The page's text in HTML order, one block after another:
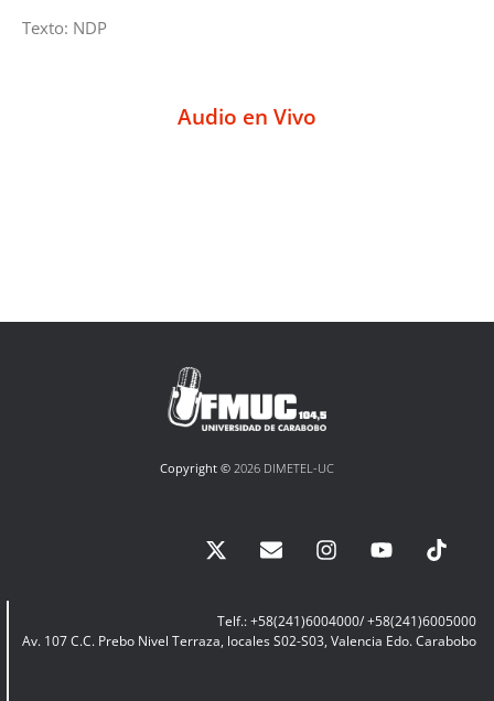
Texto: NDP
Audio en Vivo
Copyright © 2026 DIMETEL-UC
Telf.: +58(241)6004000/ +58(241)6005000
Av. 107 C.C. Prebo Nivel Terraza, locales S02-S03, Valencia Edo. Carabobo